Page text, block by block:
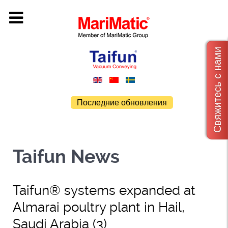
Последние обновления
Taifun News
Taifun® systems expanded at
Almarai poultry plant in Hail,
Saudi Arabia (3)
Свяжитесь с нами